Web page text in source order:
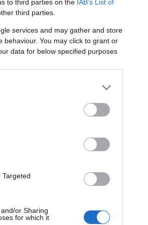
to third parties on the IAB’s List of
third parties.
services and may gather and store
behaviour. You may click to grant or
data for below specified purposes
or Sharing
for which it
σημείωσε ότι
προγράμματα ως πρόσθετα
όπως είπε να μην έχουμε
κατασκευές».
ο χρόνος που δίνονται οι συντάξεις
συνταξιούχους που δεν πήραν
προέρχεται, όπως είπε ο κ.
διυλιστηρίων. «Πρόκειται για